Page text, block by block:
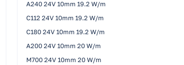
A240 24V 10mm 19.2 W/m
C112 24V 10mm 19.2 W/m
C180 24V 10mm 19.2 W/m
A200 24V 10mm 20 W/m
M700 24V 10mm 20 W/m